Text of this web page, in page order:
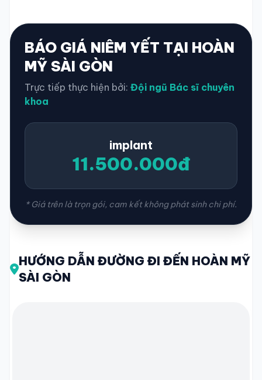
BÁO GIÁ NIÊM YẾT TẠI HOÀN
MỸ SÀI GÒN
Trực tiếp thực hiện bởi: Đội ngũ Bác sĩ chuyên
khoa
implant
11.500.000đ
* Giá trên là trọn gói, cam kết không phát sinh chi phí.
HƯỚNG DẪN ĐƯỜNG ĐI ĐẾN HOÀN MỸ
SÀI GÒN